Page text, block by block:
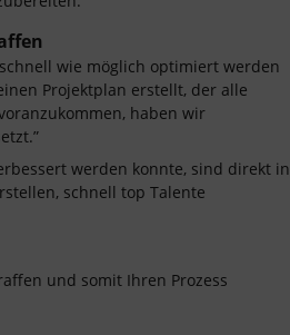
wie möglich optimiert werden
Projektplan erstellt, der alle
haben wir
werden konnte, sind direkt in
schnell top Talente
und somit Ihren Prozess